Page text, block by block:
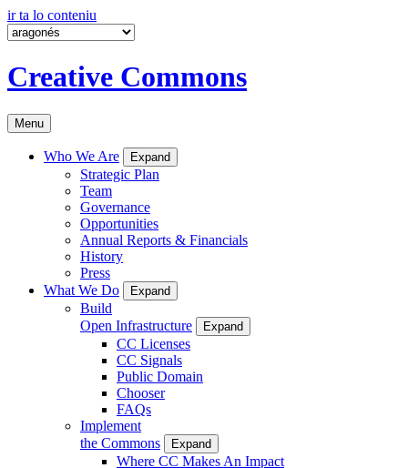
ir ta lo conteniu
Creative Commons
Menu
Who We Are Expand
Strategic Plan
Team
Governance
Opportunities
Annual Reports & Financials
History
Press
What We Do
Expand
Build
Open Infrastructure
Expand
CC Licenses
CC Signals
Public Domain
Chooser
FAQs
Implement
the Commons
Expand
Where CC Makes An Impact